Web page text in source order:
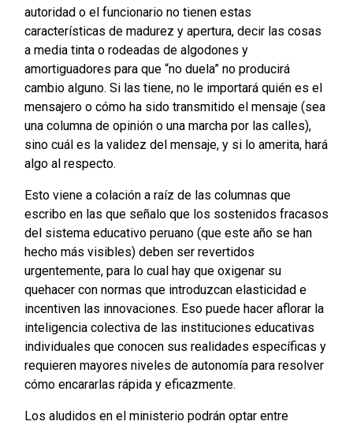
autoridad o el funcionario no tienen estas
características de madurez y apertura, decir las cosas
a media tinta o rodeadas de algodones y
amortiguadores para que “no duela” no producirá
cambio alguno. Si las tiene, no le importará quién es el
mensajero o cómo ha sido transmitido el mensaje (sea
una columna de opinión o una marcha por las calles),
sino cuál es la validez del mensaje, y si lo amerita, hará
algo al respecto.
Esto viene a colación a raíz de las columnas que
escribo en las que señalo que los sostenidos fracasos
del sistema educativo peruano (que este año se han
hecho más visibles) deben ser revertidos
urgentemente, para lo cual hay que oxigenar su
quehacer con normas que introduzcan elasticidad e
incentiven las innovaciones. Eso puede hacer aflorar la
inteligencia colectiva de las instituciones educativas
individuales que conocen sus realidades específicas y
requieren mayores niveles de autonomía para resolver
cómo encararlas rápida y eficazmente.
Los aludidos en el ministerio podrán optar entre